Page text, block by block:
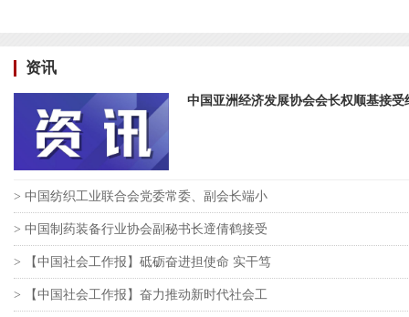
资讯
中国亚洲经济发展协会会长权顺基接
> 中国纺织工业联合会党委常委、副会长端小
> 中国制药装备行业协会副秘书长遆倩鹤接受
> 【中国社会工作报】砥砺奋进担使命 实干笃
> 【中国社会工作报】奋力推动新时代社会工